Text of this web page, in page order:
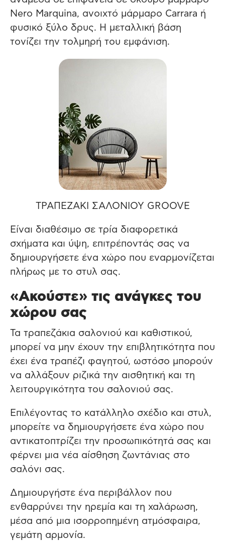
Nero Marquina, ανοιχτό μάρμαρο Carrara ή
φυσικό ξύλο δρυς. Η μεταλλική βάση
τονίζει την τολμηρή του εμφάνιση.
ΤΡΑΠΕΖΑΚΙ ΣΑΛΟΝΙΟΥ GROOVE
Είναι διαθέσιμο σε τρία διαφορετικά
σχήματα και ύψη, επιτρέποντάς σας να
δημιουργήσετε ένα χώρο που εναρμονίζεται
πλήρως με το στυλ σας.
«Ακούστε» τις ανάγκες του
χώρου σας
Τα τραπεζάκια σαλονιού και καθιστικού,
μπορεί να μην έχουν την επιβλητικότητα που
έχει ένα τραπέζι φαγητού, ωστόσο μπορούν
να αλλάξουν ριζικά την αισθητική και τη
λειτουργικότητα του σαλονιού σας.
Επιλέγοντας το κατάλληλο σχέδιο και στυλ,
μπορείτε να δημιουργήσετε ένα χώρο που
αντικατοπτρίζει την προσωπικότητά σας και
φέρνει μια νέα αίσθηση ζωντάνιας στο
σαλόνι σας.
Δημιουργήστε ένα περιβάλλον που
ενθαρρύνει την ηρεμία και τη χαλάρωση,
μέσα από μια ισορροπημένη ατμόσφαιρα,
γεμάτη αρμονία.